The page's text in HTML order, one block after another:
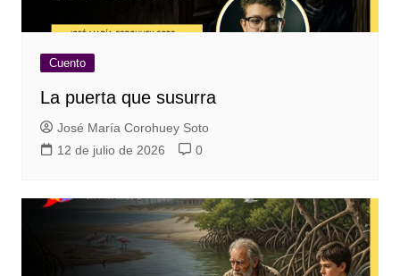
Cuento
La puerta que susurra
José María Corohuey Soto
12 de julio de 2026
0